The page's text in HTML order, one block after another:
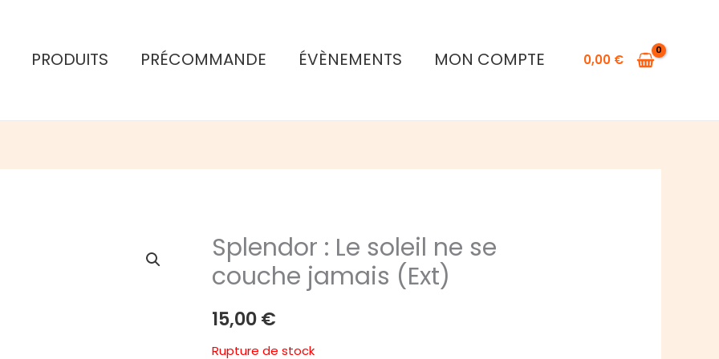
PRODUITS PRÉCOMMANDE ÉVÈNEMENTS MON COMPTE 0,00 €
Splendor : Le soleil ne se
couche jamais (Ext)
15,00€
Rupture de stock